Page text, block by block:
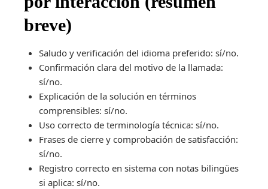
breve)
Saludo y verificación del idioma preferido: sí/no.
Confirmación clara del motivo de la llamada:
sí/no.
Explicación de la solución en términos
comprensibles: sí/no.
Uso correcto de terminología técnica: sí/no.
Frases de cierre y comprobación de satisfacción:
sí/no.
Registro correcto en sistema con notas bilingües
si aplica: sí/no.